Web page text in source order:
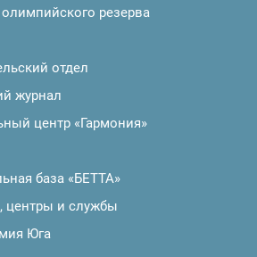
резерва
отдел
журнал
центр «Гармония»
база «БЕТТА»
центры и службы
Юга